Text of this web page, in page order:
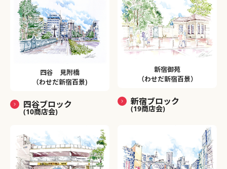
四谷 見附橋
（わせだ新宿百景)
四谷ブロック
(10商店会)
新宿御苑
（わせだ新宿百景）
新宿ブロック
(19商店会)